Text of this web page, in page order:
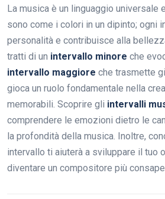
La musica è un linguaggio universale
sono come i colori in un dipinto; ogni
personalità e contribuisce alla
tratti di un intervallo minore che
intervallo maggiore che trasmette
gioca un ruolo fondamentale nella
memorabili. Scoprire gli intervalli
comprendere le emozioni dietro le
la profondità della musica. Inoltre,
intervallo ti aiuterà a sviluppare il tuo
diventare un compositore più